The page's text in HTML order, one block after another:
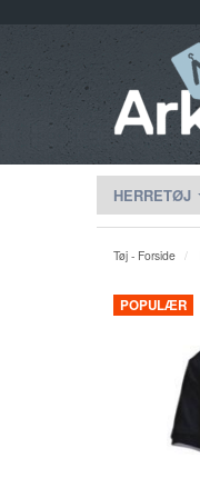
HERRETØJ
Tøj - Forside
POPULÆR